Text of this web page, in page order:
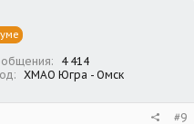
4 414
ХМАО Югра - Омск
#9